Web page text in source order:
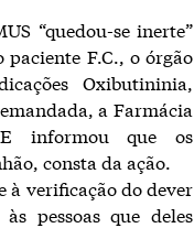
“quedou-se inerte”
paciente F.C., o órgão
Oxibutininia,
a Farmácia
informou que os
consta da ação.
à verificação do dever
pessoas que deles